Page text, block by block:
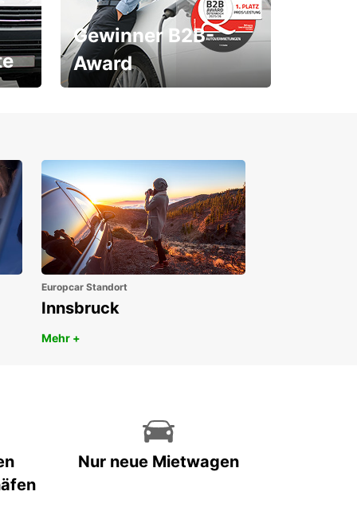
Gewinner B2B-
Award
Europcar Standort
Innsbruck
Mehr +
Nur neue Mietwagen